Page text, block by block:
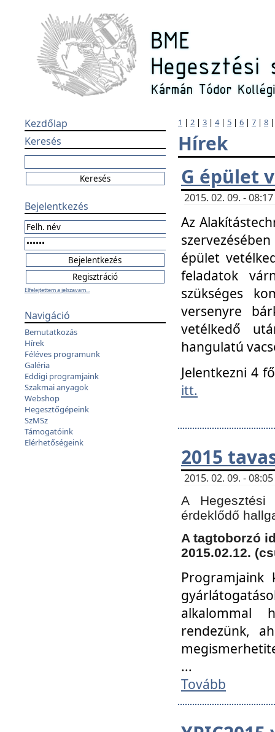
Kezdőlap
Keresés
Bejelentkezés
Elfelejtettem a jelszavam...
Navigáció
Bemutatkozás
Hírek
Féléves programunk
Galéria
Eddigi programjaink
Szakmai anyagok
Webshop
Hegesztőgépeink
SzMSz
Támogatóink
Elérhetőségeink
1 | 2 | 3 | 4| 5 | 6 | 7 | 8
Hírek
G épület
2015. 02. 09. -
Az
épület
feladatok
szükséges
versenyre
vetélkedő
hangulatú
Jelentkezni 4
itt.
2015
2015. 02. 09. -
A
érdeklődő
A tagtoborzó
2015.02.12.
Programjaink
alkalommal
rendezünk,
...
Tovább